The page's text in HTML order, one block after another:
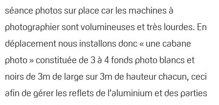
séance photos sur place car les machines à
photographier sont volumineuses et très lourdes. En
déplacement nous installons donc « une cabane
photo » constituée de 3 à 4 fonds photo blancs et
noirs de 3m de large sur 3m de hauteur chacun, ceci
afin de gérer les reflets de l’aluminium et des parties